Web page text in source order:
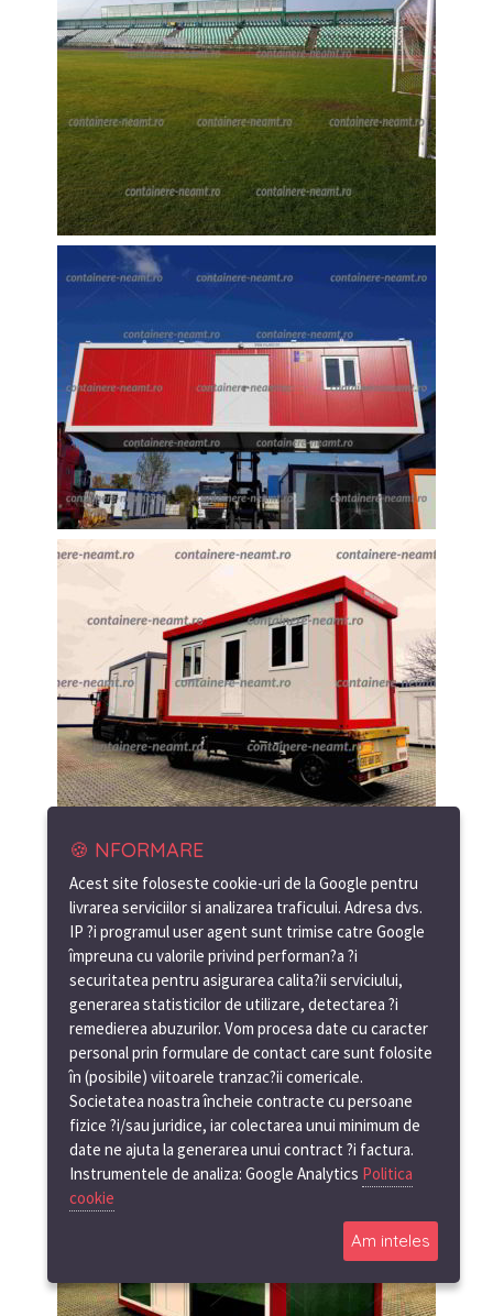
🍪 NFORMARE
Acest site foloseste cookie-uri de la Google pentru
livrarea serviciilor si analizarea traficului. Adresa dvs.
IP ?i programul user agent sunt trimise catre Google
împreuna cu valorile privind performan?a ?i
securitatea pentru asigurarea calita?ii serviciului,
generarea statisticilor de utilizare, detectarea ?i
remedierea abuzurilor. Vom procesa date cu caracter
personal prin formulare de contact care sunt folosite
în (posibile) viitoarele tranzac?ii comericale.
Societatea noastra încheie contracte cu persoane
fizice ?i/sau juridice, iar colectarea unui minimum de
date ne ajuta la generarea unui contract ?i factura.
Instrumentele de analiza: Google Analytics Politica
cookie
Am inteles